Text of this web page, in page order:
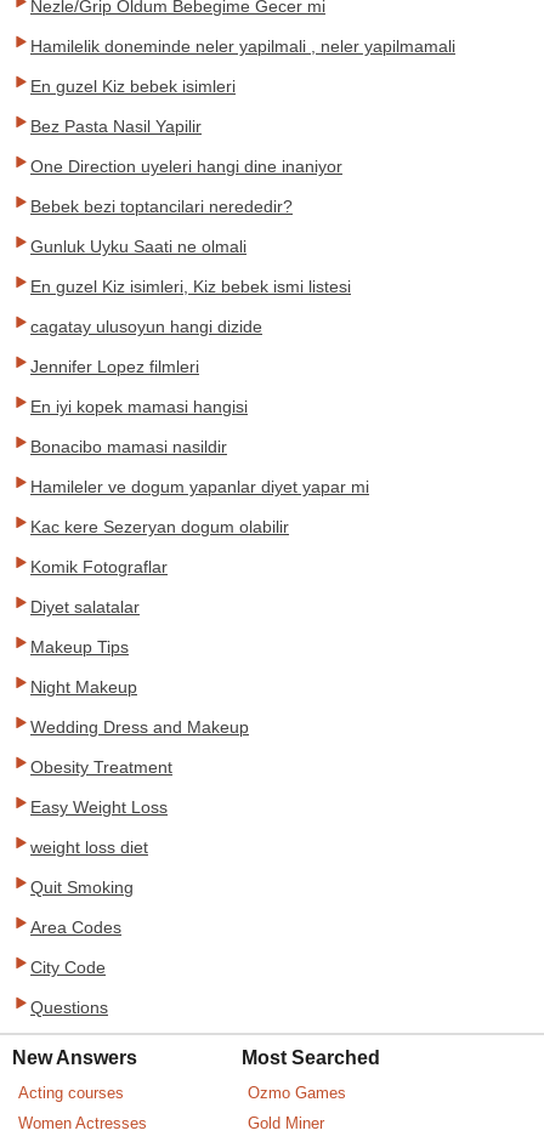
Nezle/Grip Oldum Bebegime Gecer mi
Hamilelik doneminde neler yapilmali , neler yapilmamali
En guzel Kiz bebek isimleri
Bez Pasta Nasil Yapilir
One Direction uyeleri hangi dine inaniyor
Bebek bezi toptancilari nerededir?
Gunluk Uyku Saati ne olmali
En guzel Kiz isimleri, Kiz bebek ismi listesi
cagatay ulusoyun hangi dizide
Jennifer Lopez filmleri
En iyi kopek mamasi hangisi
Bonacibo mamasi nasildir
Hamileler ve dogum yapanlar diyet yapar mi
Kac kere Sezeryan dogum olabilir
Komik Fotograflar
Diyet salatalar
Makeup Tips
Night Makeup
Wedding Dress and Makeup
Obesity Treatment
Easy Weight Loss
weight loss diet
Quit Smoking
Area Codes
City Code
Questions
New Answers
Acting courses
Women Actresses
Most Searched
Ozmo Games
Gold Miner